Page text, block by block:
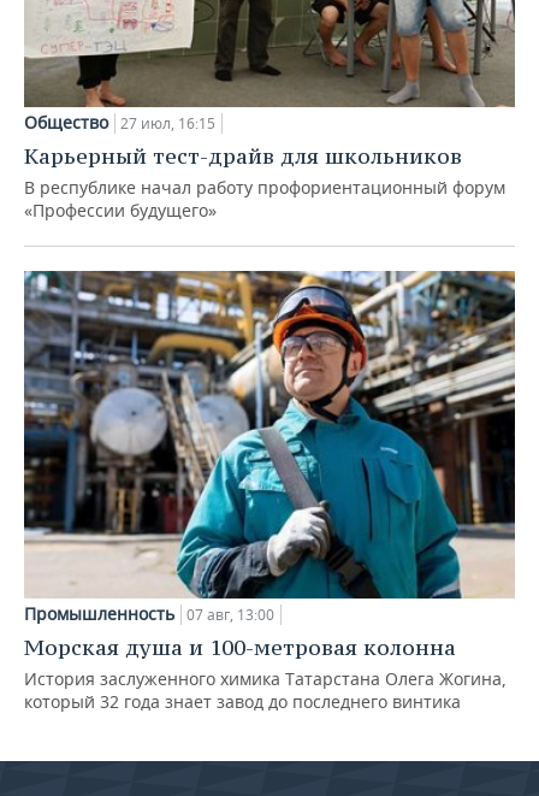
Общество 27 июл, 16:15
Карьерный тест-драйв для школьников
В республике начал работу профориентационный форум
«Профессии будущего»
Промышленность 07 авг, 13:00
Морская душа и 100-метровая колонна
История заслуженного химика Татарстана Олега Жогина,
который 32 года знает завод до последнего винтика